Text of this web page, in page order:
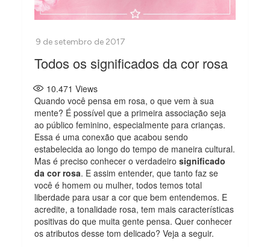
Todos os significados da cor rosa
10.471 Views
Quando você pensa em rosa, o que vem à sua
mente? É possível que a primeira associação seja
ao público feminino, especialmente para crianças.
Essa é uma conexão que acabou sendo
estabelecida ao longo do tempo de maneira cultural.
Mas é preciso conhecer o verdadeirosignificado
da cor rosa. E assim entender, que tanto faz se
você é homem ou mulher, todos temos total
liberdade para usar a cor que bem entendemos. E
acredite, a tonalidade rosa, tem mais características
positivas do que muita gente pensa. Quer conhecer
os atributos desse tom delicado? Veja a seguir.